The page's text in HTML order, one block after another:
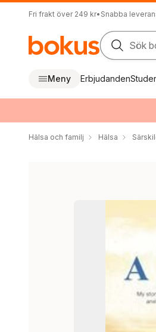
Fri frakt över 249 kr• Snabba
Sök
Meny Erbjudanden
Hälsa och familj Hälsa